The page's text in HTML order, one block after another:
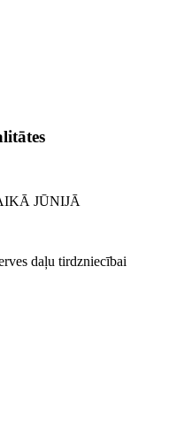
JŪNIJĀ
daļu tirdzniecībai